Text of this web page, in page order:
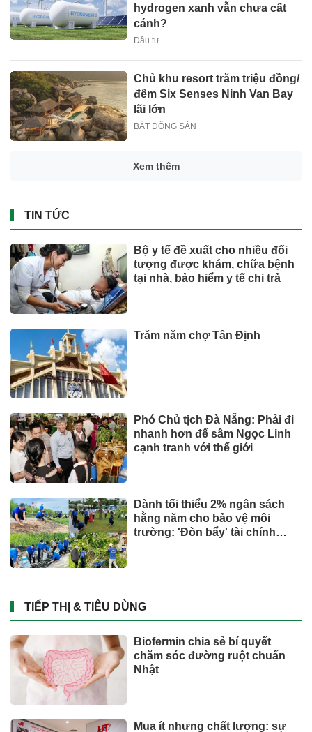
hydrogen xanh vẫn chưa cất
cánh?
Đầu tư
Chủ khu resort trăm triệu đồng/
đêm Six Senses Ninh Van Bay
lãi lớn
BẤT ĐỘNG SẢN
Xem thêm
TIN TỨC
Bộ y tế đề xuất cho nhiều đối
tượng được khám, chữa bệnh
tại nhà, bảo hiểm y tế chi trả
Trăm năm chợ Tân Định
Phó Chủ tịch Đà Nẵng: Phải đi
nhanh hơn để sâm Ngọc Linh
cạnh tranh với thế giới
Dành tối thiểu 2% ngân sách
hằng năm cho bảo vệ môi
trường: 'Đòn bẩy' tài chính
TIẾP THỊ & TIÊU DÙNG
Biofermin chia sẻ bí quyết
chăm sóc đường ruột chuẩn
Nhật
Mua ít nhưng chất lượng: sự